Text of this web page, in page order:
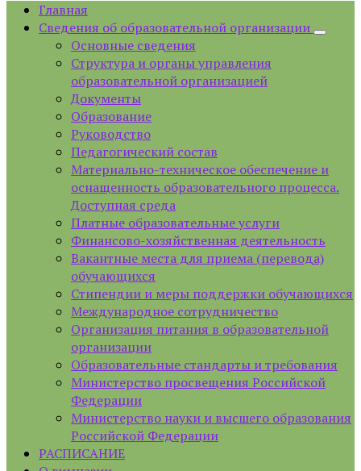
Главная
Сведения об образовательной организации
Основные сведения
Структура и органы управления
образовательной организацией
Документы
Образование
Руководство
Педагогический состав
Материально-техническое обеспечение и
оснащенность образовательного процесса.
Доступная среда
Платные образовательные услуги
Финансово-хозяйственная деятельность
Вакантные места для приема (перевода)
обучающихся
Стипендии и меры поддержки обучающихся
Международное сотрудничество
Организация питания в образовательной
организации
Образовательные стандарты и требования
Министерство просвещения Российской
Федерации
Министерство науки и высшего образования
Российской Федерации
РАСПИСАНИЕ